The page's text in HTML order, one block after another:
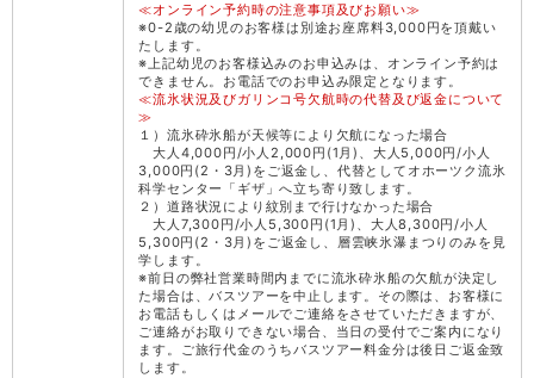
≪オンライン予約時の注意事項及びお願い≫
※0-2歳の幼児のお客様は別途お座席料3,000円を頂戴い
たします。
※上記幼児のお客様込みのお申込みは、オンライン予約は
できません。お電話でのお申込み限定となります。
≪流氷状況及びガリンコ号欠航時の代替及び返金について
≫
１）流氷砕氷船が天候等により欠航になった場合
大人4,000円/小人2,000円(1月)、大人5,000円/小人
3,000円(2・3月)をご返金し、代替としてオホーツク流氷
科学センター「ギザ」へ立ち寄り致します。
２）道路状況により紋別まで行けなかった場合
大人7,300円/小人5,300円(1月)、大人8,300円/小人
5,300円(2・3月)をご返金し、層雲峡氷瀑まつりのみを見
学します。
※前日の弊社営業時間内までに流氷砕氷船の欠航が決定し
た場合は、バスツアーを中止します。その際は、お客様に
お電話もしくはメールでご連絡をさせていただきますが、
ご連絡がお取りできない場合、当日の受付でご案内になり
ます。ご旅行代金のうちバスツアー料金分は後日ご返金致
します。